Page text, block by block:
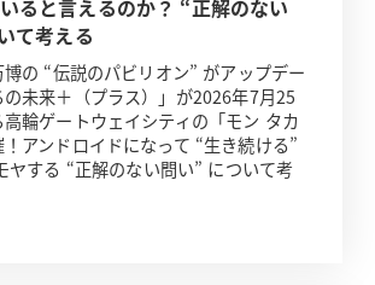
ると言えるのか？ “正解のない
て考える
の “伝説のパビリオン” がアップデー
の未来＋（プラス）」が2026年7月25
輪ゲートウェイシティの「モン タカ
アンドロイドになって “生き続ける”
ヤする “正解のない問い” について考